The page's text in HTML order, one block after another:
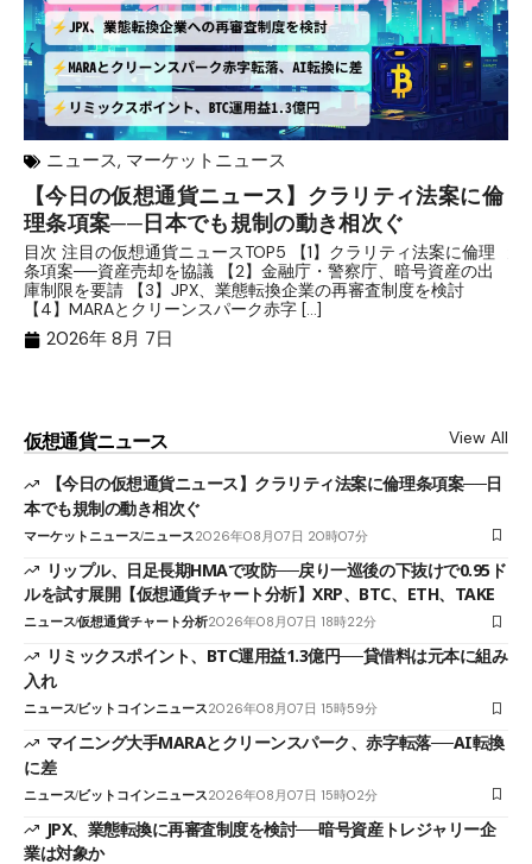
ニュース, マーケットニュース
【今日の仮想通貨ニュース】クラリティ法案に倫
理条項案──日本でも規制の動き相次ぐ
目次 注目の仮想通貨ニュースTOP5 【1】クラリティ法案に倫理
条項案──資産売却を協議 【2】金融庁・警察庁、暗号資産の出
庫制限を要請 【3】JPX、業態転換企業の再審査制度を検討
【4】MARAとクリーンスパーク赤字 […]
2026年 8月 7日
仮想通貨ニュース View All
【今日の仮想通貨ニュース】クラリティ法案に倫理条項案──日
本でも規制の動き相次ぐ
マーケットニュースニュース2026年08月07日 20時07分
リップル、日足長期HMAで攻防──戻り一巡後の下抜けで0.95ド
ルを試す展開【仮想通貨チャート分析】XRP、BTC、ETH、TAKE
ニュース仮想通貨チャート分析2026年08月07日 18時22分
リミックスポイント、BTC運用益1.3億円──貸借料は元本に組み
入れ
ニュースビットコインニュース2026年08月07日 15時59分
マイニング大手MARAとクリーンスパーク、赤字転落──AI転換
に差
ニュースビットコインニュース2026年08月07日 15時02分
JPX、業態転換に再審査制度を検討──暗号資産トレジャリー企
業は対象か